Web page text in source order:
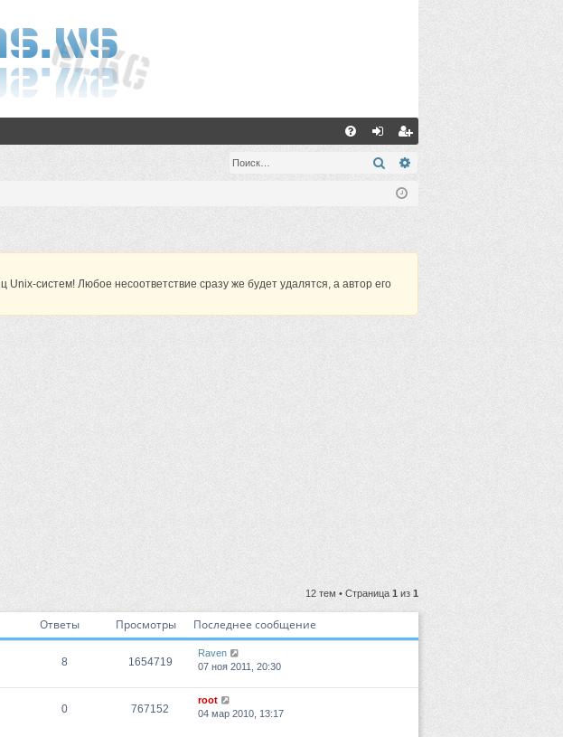
С
хо ег
ис
Поиск
систем! Любое несоответствие сразу же будет удалятся, а автор его
12 тем • Страница 1 из 1
Ответы Просмотры Последнее сообщение
8 1654719
Raven
07 ноя 2011, 20:30
0 767152
root
04 мар 2010, 13:17